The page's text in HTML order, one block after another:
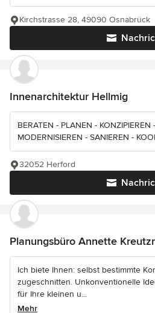
Kirchstrasse 28, 49090 Osnabrück
Innenarchitektur Hellmig
BERATEN - PLANEN - KONZIPIEREN
MODERNISIEREN - SANIEREN -
32052 Herford
Planungsbüro Annette
Ich biete Ihnen: selbst bestimmte
zugeschnitten. Unkonventionelle
für Ihre kleinen u...
Mehr